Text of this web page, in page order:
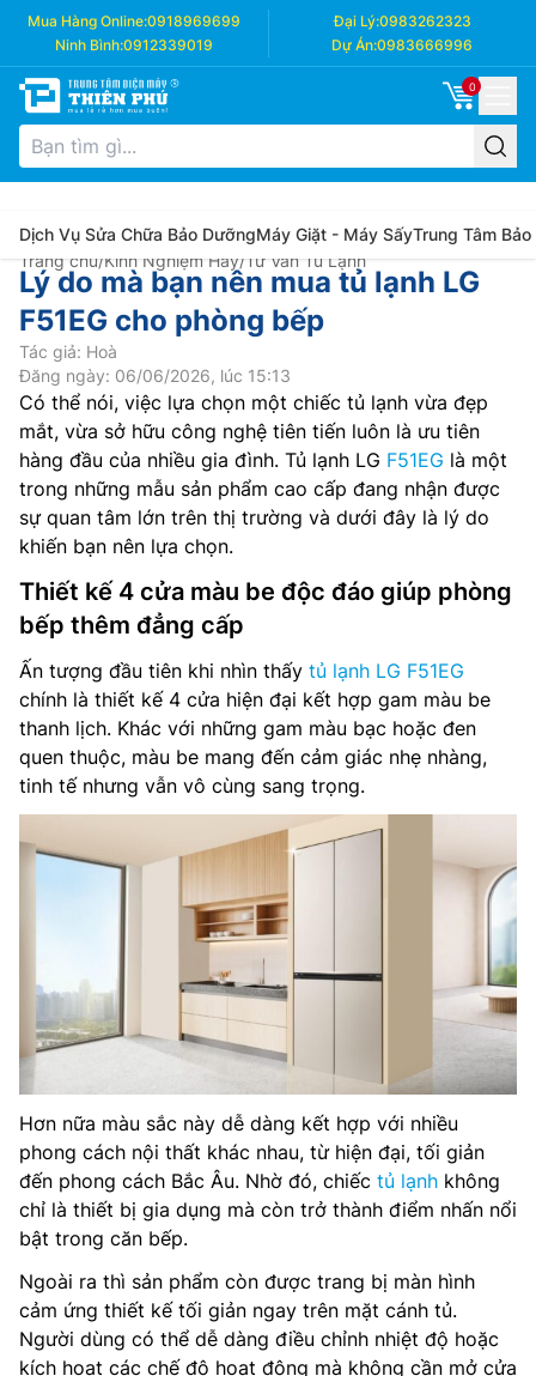
Mua Hàng Online:0918969699 Đại Lý:0983262323
Ninh Bình:0912339019 Dự Án:0983666996
0
Dịch Vụ Sửa Chữa Bảo DưỡngMáy Giặt - Máy SấyTrung Tâm Bảo
Trang chủ/Kinh Nghiệm Hay/Tư Vấn Tủ Lạnh
Lý do mà bạn nên mua tủ lạnh LG
F51EG cho phòng bếp
Tác giả: Hoà
Đăng ngày: 06/06/2026, lúc 15:13
Có thể nói, việc lựa chọn một chiếc tủ lạnh vừa đẹp
mắt, vừa sở hữu công nghệ tiên tiến luôn là ưu tiên
hàng đầu của nhiều gia đình. Tủ lạnh LG F51EG là một
trong những mẫu sản phẩm cao cấp đang nhận được
sự quan tâm lớn trên thị trường và dưới đây là lý do
khiến bạn nên lựa chọn.
Thiết kế 4 cửa màu be độc đáo giúp phòng
bếp thêm đẳng cấp
Ấn tượng đầu tiên khi nhìn thấy tủ lạnh LG F51EG
chính là thiết kế 4 cửa hiện đại kết hợp gam màu be
thanh lịch. Khác với những gam màu bạc hoặc đen
quen thuộc, màu be mang đến cảm giác nhẹ nhàng,
tinh tế nhưng vẫn vô cùng sang trọng.
Hơn nữa màu sắc này dễ dàng kết hợp với nhiều
phong cách nội thất khác nhau, từ hiện đại, tối giản
đến phong cách Bắc Âu. Nhờ đó, chiếc tủ lạnh không
chỉ là thiết bị gia dụng mà còn trở thành điểm nhấn nổi
bật trong căn bếp.
Ngoài ra thì sản phẩm còn được trang bị màn hình
cảm ứng thiết kế tối giản ngay trên mặt cánh tủ.
Người dùng có thể dễ dàng điều chỉnh nhiệt độ hoặc
kích hoạt các chế độ hoạt động mà không cần mở cửa